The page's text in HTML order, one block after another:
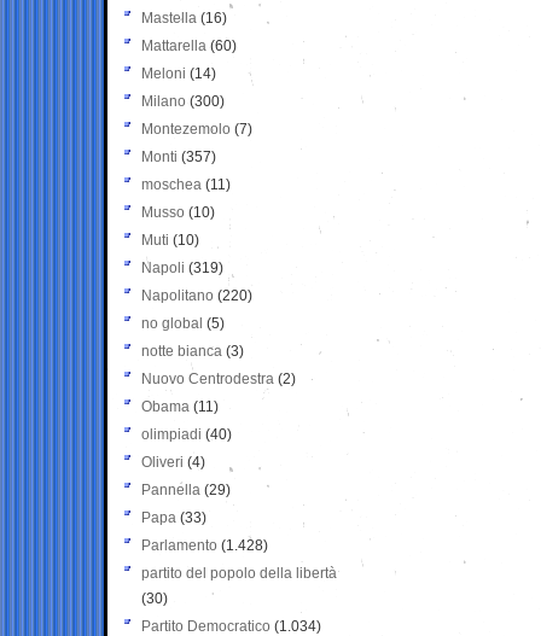
Mastella (16)
Mattarella (60)
Meloni (14)
Milano (300)
Montezemolo (7)
Monti (357)
moschea (11)
Musso (10)
Muti (10)
Napoli (319)
Napolitano (220)
no global (5)
notte bianca (3)
Nuovo Centrodestra (2)
Obama (11)
olimpiadi (40)
Oliveri (4)
Pannella (29)
Papa (33)
Parlamento (1.428)
partito del popolo della libertà
(30)
Partito Democratico (1.034)